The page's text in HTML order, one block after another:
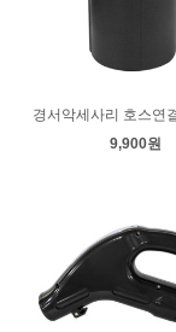
경서악세사리 호스연
9,900원